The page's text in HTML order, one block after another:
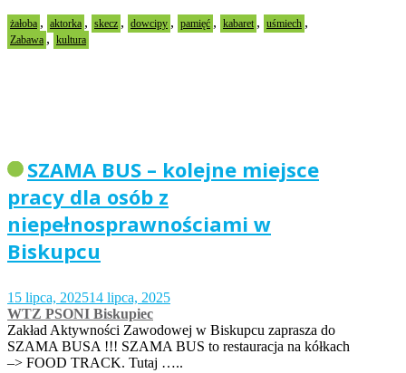
żałoba , aktorka , skecz , dowcipy , pamięć , kabaret , uśmiech ,
Zabawa , kultura
SZAMA BUS – kolejne miejsce
pracy dla osób z
niepełnosprawnościami w
Biskupcu
15 lipca, 202514 lipca, 2025
WTZ PSONI Biskupiec
Zakład Aktywności Zawodowej w Biskupcu zaprasza do
SZAMA BUSA !!! SZAMA BUS to restauracja na kółkach
–> FOOD TRACK. Tutaj …..